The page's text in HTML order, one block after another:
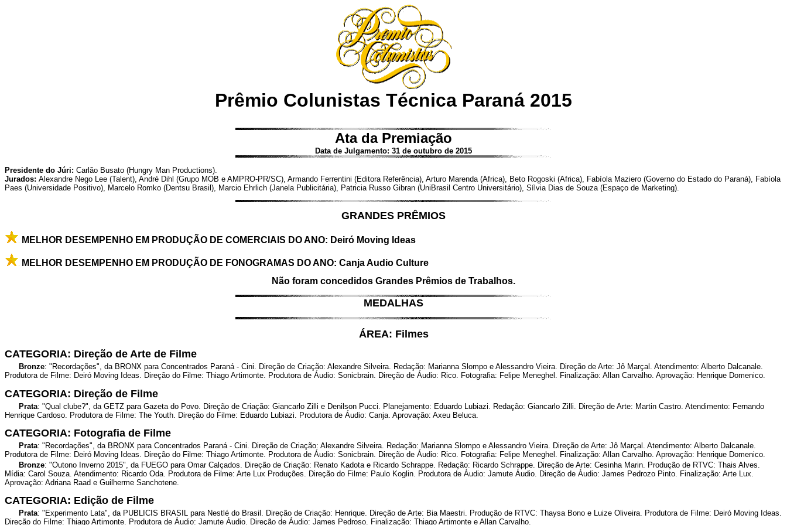
Prêmio Colunistas Técnica Paraná 2015
Ata da Premiação
Data de Julgamento: 31 de outubro de 2015
Presidente do Júri: Carlão Busato (Hungry Man Productions).
Jurados: Alexandre Nego Lee (Talent), André Dihl (Grupo MOB e AMPRO-PR/SC), Armando Ferrentini (Editora Referência), Arturo Marenda (Africa), Beto Rogoski (Africa), Fabíola Maziero (Governo do Estado do Paraná), Fabíola
Paes (Universidade Positivo), Marcelo Romko (Dentsu Brasil), Marcio Ehrlich (Janela Publicitária), Patricia Russo Gibran (UniBrasil Centro Universitário), Sílvia Dias de Souza (Espaço de Marketing).
GRANDES PRÊMIOS
MELHOR DESEMPENHO EM PRODUÇÃO DE COMERCIAIS DO ANO: Deiró Moving Ideas
MELHOR DESEMPENHO EM PRODUÇÃO DE FONOGRAMAS DO ANO: Canja Audio Culture
Não foram concedidos Grandes Prêmios de Trabalhos.
MEDALHAS
ÁREA: Filmes
CATEGORIA: Direção de Arte de Filme
Bronze: "Recordações", da BRONX para Concentrados Paraná - Cini. Direção de Criação: Alexandre Silveira. Redação: Marianna Slompo e Alessandro Vieira. Direção de Arte: Jô Marçal. Atendimento: Alberto Dalcanale.
Produtora de Filme: Deiró Moving Ideas. Direção do Filme: Thiago Artimonte. Produtora de Áudio: Sonicbrain. Direção de Áudio: Rico. Fotografia: Felipe Meneghel. Finalização: Allan Carvalho. Aprovação: Henrique Domenico.
CATEGORIA: Direção de Filme
Prata: "Qual clube?", da GETZ para Gazeta do Povo. Direção de Criação: Giancarlo Zilli e Denilson Pucci. Planejamento: Eduardo Lubiazi. Redação: Giancarlo Zilli. Direção de Arte: Martin Castro. Atendimento: Fernando
Henrique Cardoso. Produtora de Filme: The Youth. Direção do Filme: Eduardo Lubiazi. Produtora de Áudio: Canja. Aprovação: Axeu Beluca.
CATEGORIA: Fotografia de Filme
Prata: "Recordações", da BRONX para Concentrados Paraná - Cini. Direção de Criação: Alexandre Silveira. Redação: Marianna Slompo e Alessandro Vieira. Direção de Arte: Jô Marçal. Atendimento: Alberto Dalcanale.
Produtora de Filme: Deiró Moving Ideas. Direção do Filme: Thiago Artimonte. Produtora de Áudio: Sonicbrain. Direção de Áudio: Rico. Fotografia: Felipe Meneghel. Finalização: Allan Carvalho. Aprovação: Henrique Domenico.
Bronze: "Outono Inverno 2015", da FUEGO para Omar Calçados. Direção de Criação: Renato Kadota e Ricardo Schrappe. Redação: Ricardo Schrappe. Direção de Arte: Cesinha Marin. Produção de RTVC: Thais Alves.
Mídia: Carol Souza. Atendimento: Ricardo Oda. Produtora de Filme: Arte Lux Produções. Direção do Filme: Paulo Koglin. Produtora de Áudio: Jamute Áudio. Direção de Áudio: James Pedrozo Pinto. Finalização: Arte Lux.
Aprovação: Adriana Raad e Guilherme Sanchotene.
CATEGORIA: Edição de Filme
Prata: "Experimento Lata", da PUBLICIS BRASIL para Nestlé do Brasil. Direção de Criação: Henrique. Direção de Arte: Bia Maestri. Produção de RTVC: Thaysa Bono e Luize Oliveira. Produtora de Filme: Deiró Moving Ideas.
Direção do Filme: Thiago Artimonte. Produtora de Áudio: Jamute Áudio. Direção de Áudio: James Pedroso. Finalização: Thiago Artimonte e Allan Carvalho.